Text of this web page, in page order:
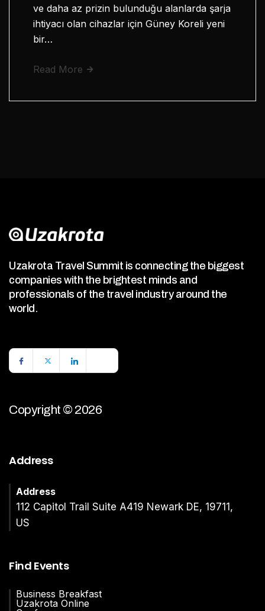
ve daha az prizin bulunduğu alanlarda şarja
ihtiyacı olan cihazlar için Güney Koreli yeni
bir…
Read More
Uzakrota Travel Summit is connecting the biggest
companies with the brightest minds and
professionals of the travel industry around the
world.
Copyright © 2026
Address
Address
112 Capitol Trail Suite A419 Newark DE, 19711,
US
Find Events
Business Breakfast
Uzakrota Online